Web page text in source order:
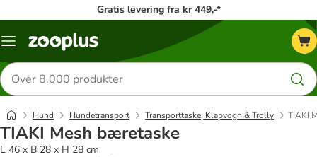
Gratis levering fra kr 449,-*
Menu
Søg
efter
produkter
Hund Hundetransport Transporttaske, Klapvogn & Trolly TIAKI
TIAKI Mesh bæretaske
L 46 x B 28 x H 28 cm